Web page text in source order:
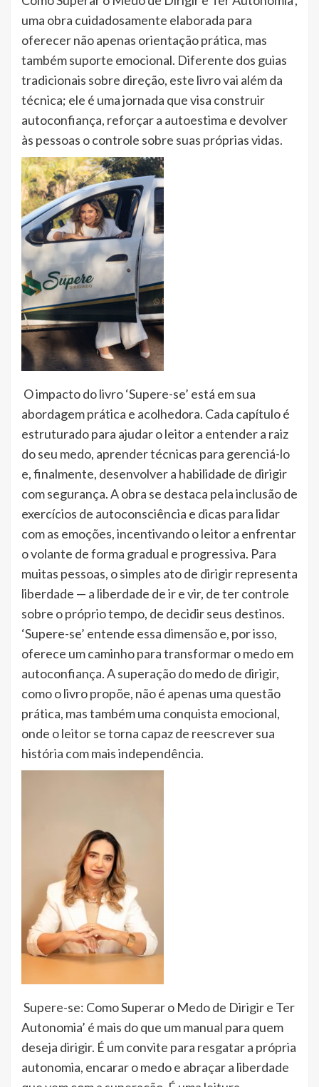
uma obra cuidadosamente elaborada para
oferecer não apenas orientação prática, mas
também suporte emocional. Diferente dos guias
tradicionais sobre direção, este livro vai além da
técnica; ele é uma jornada que visa construir
autoconfiança, reforçar a autoestima e devolver
às pessoas o controle sobre suas próprias vidas.
O impacto do livro ‘Supere-se’ está em sua
abordagem prática e acolhedora. Cada capítulo é
estruturado para ajudar o leitor a entender a raiz
do seu medo, aprender técnicas para gerenciá-lo
e, finalmente, desenvolver a habilidade de dirigir
com segurança. A obra se destaca pela inclusão de
exercícios de autoconsciência e dicas para lidar
com as emoções, incentivando o leitor a enfrentar
o volante de forma gradual e progressiva. Para
muitas pessoas, o simples ato de dirigir representa
liberdade — a liberdade de ir e vir, de ter controle
sobre o próprio tempo, de decidir seus destinos.
‘Supere-se’ entende essa dimensão e, por isso,
oferece um caminho para transformar o medo em
autoconfiança. A superação do medo de dirigir,
como o livro propõe, não é apenas uma questão
prática, mas também uma conquista emocional,
onde o leitor se torna capaz de reescrever sua
história com mais independência.
Supere-se: Como Superar o Medo de Dirigir e Ter
Autonomia’ é mais do que um manual para quem
deseja dirigir. É um convite para resgatar a própria
autonomia, encarar o medo e abraçar a liberdade